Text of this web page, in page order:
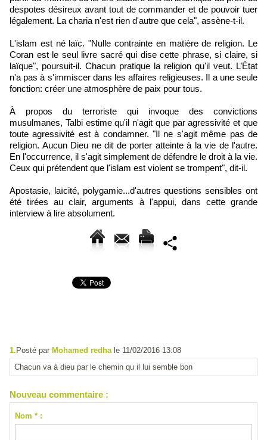
despotes désireux avant tout de commander et de pouvoir tuer
légalement. La charia n'est rien d'autre que cela", assène-t-il.
L'islam est né laïc. "Nulle contrainte en matière de religion. Le
Coran est le seul livre sacré qui dise cette phrase, si claire, si
laïque", poursuit-il. Chacun pratique la religion qu'il veut. L’État
n'a pas à s'immiscer dans les affaires religieuses. Il a une seule
fonction: créer une atmosphère de paix pour tous.
À propos du terroriste qui invoque des convictions
musulmanes, Talbi estime qu'il n'agit que par agressivité et que
toute agressivité est à condamner. "Il ne s'agit même pas de
religion. Aucun Dieu ne dit de porter atteinte à la vie de l'autre.
En l'occurrence, il s'agit simplement de défendre le droit à la vie.
Ceux qui prétendent que l'islam est violent se trompent", dit-il.
Apostasie, laïcité, polygamie...d'autres questions sensibles ont
été tirées au clair, arguments à l'appui, dans cette grande
interview à lire absolument.
1. Posté par Mohamed redha le 11/02/2016 13:08
Chacun va à dieu par le chemin qu il lui semble bon
Nouveau commentaire :
Nom * :